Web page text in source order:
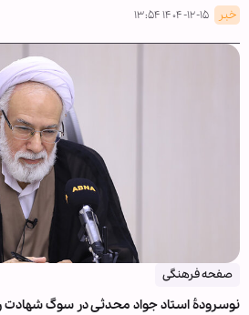
خبر ۱۴۰۴-۱۲-۱۵ ۱۳:۵۴
صفحه فرهنگی
نوسرودۀ استاد جواد محدثی در سوگ شهادت